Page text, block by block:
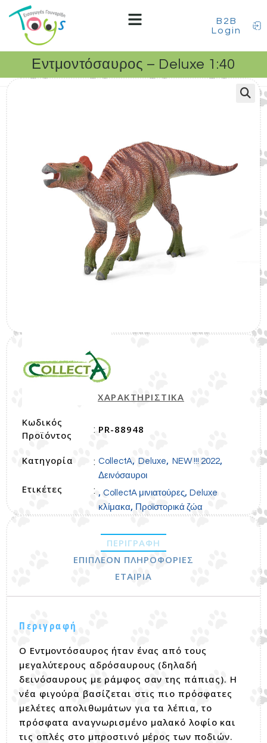
B2B
Login
Εντμοντόσαυρος – Deluxe 1:40
ΧΑΡΑΚΤΗΡΙΣΤΙΚΑ
Κωδικός
Προϊόντος
: PR-88948
Κατηγορία : CollectA, Deluxe, NEW !!! 2022,
Δεινόσαυροι
Ετικέτες : , CollectA μινιατούρες, Deluxe
κλίμακα, Προϊστορικά ζώα
ΠΕΡΙΓΡΑΦΉ
ΕΠΙΠΛΈΟΝ ΠΛΗΡΟΦΟΡΊΕΣ
ΕΤΑΙΡΊΑ
Περιγραφή
Ο Εντμοντόσαυρος ήταν ένας από τους
μεγαλύτερους αδρόσαυρους (δηλαδή
δεινόσαυρους με ράμφος σαν της πάπιας). Η
νέα φιγούρα βασίζεται στις πιο πρόσφατες
μελέτες απολιθωμάτων για τα λέπια, το
πρόσφατα αναγνωρισμένο μαλακό λοφίο και
τις οπλές στο μπροστινό μέρος των ποδιών.